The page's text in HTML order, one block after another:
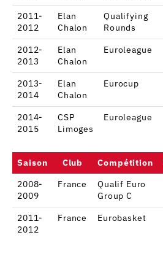
2011-
2012
Elan
Chalon
Qualifying
Rounds
2012-
2013
Elan
Chalon
Euroleague
2013-
2014
Elan
Chalon
Eurocup
2014-
2015
CSP
Limoges
Euroleague
Saison Club Compétition
2008-
2009
France
Qualif Euro
Group C
2011-
2012
France Eurobasket